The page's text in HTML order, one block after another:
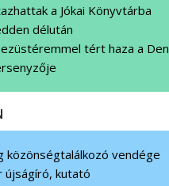
a Jókai Könyvtárba
délután
tért haza a Den
közönségtalálkozó vendége
újságíró, kutató